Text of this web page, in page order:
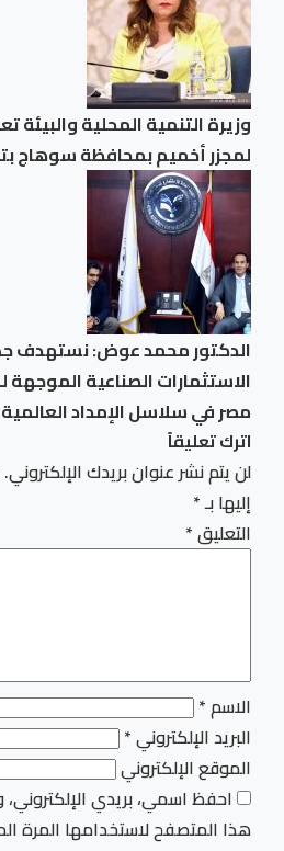
وزيرة التنمية المحلية والبيئة
لمجزر أخميم بمحافظة سوهاج بتكلفة 38
الدكتور محمد عوض: نستهدف
الاستثمارات الصناعية الموجهة
مصر في سلاسل الإمداد العالمية
اترك تعليقاً
لن يتم نشر عنوان بريدك الإلكتروني.
إليها بـ*
التعليق*
الاسم*
البريد الإلكتروني*
الموقع الإلكتروني
احفظ اسمي، بريدي
هذا المتصفح لاستخدامها المرة